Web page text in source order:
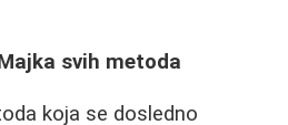
svih metoda
koja se dosledno